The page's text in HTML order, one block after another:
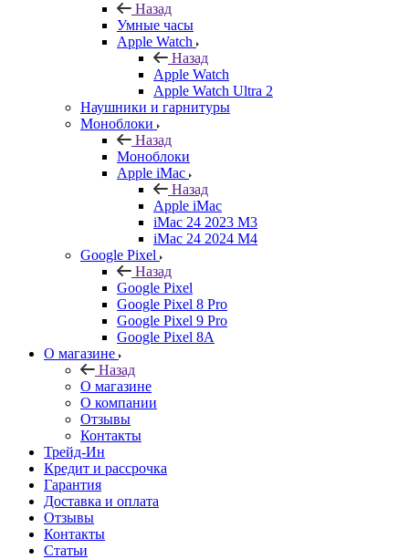
Назад
Умные часы
Apple Watch
Назад
Apple Watch
Apple Watch Ultra 2
Наушники и гарнитуры
Моноблоки
Назад
Моноблоки
Apple iMac
Назад
Apple iMac
iMac 24 2023 M3
iMac 24 2024 M4
Google Pixel
Назад
Google Pixel
Google Pixel 8 Pro
Google Pixel 9 Pro
Google Pixel 8A
О магазине
Назад
О магазине
О компании
Отзывы
Контакты
Трейд-Ин
Кредит и рассрочка
Гарантия
Доставка и оплата
Отзывы
Контакты
Статьи